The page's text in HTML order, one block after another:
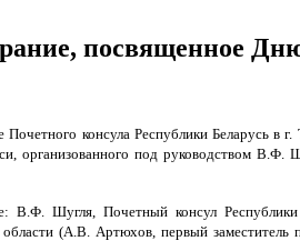
посвященное
Почетного консула Республики Беларусь
организованного под руководством
В.Ф. Шугля, Почетный консул Республики
области (А.В. Артюхов, первый